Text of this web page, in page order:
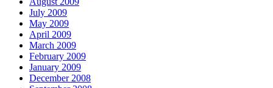
July 2009
May 2009
April 2009
March 2009
February 2009
January 2009
December 2008